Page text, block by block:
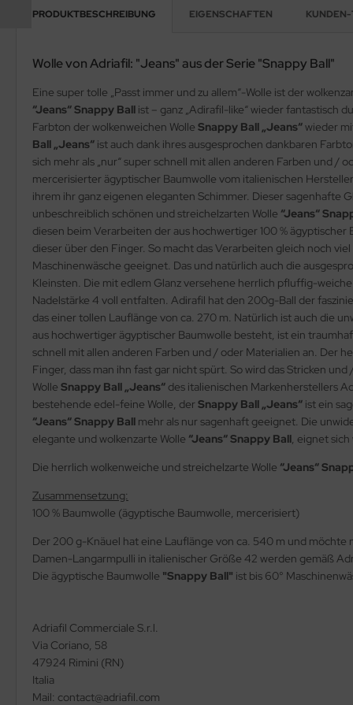
PRODUKTBESCHREIBUNG EIGENSCHAFTEN
Wolle von Adriafil: "Jeans" aus der Serie "Snappy Ball"
Eine super tolle „Passt immer und zu allem“-Wolle ist der
“Jeans“ Snappy Ball ist – ganz „Adirafil-like“ wieder fantastisch
Farbton der wolkenweichen Wolle Snappy Ball „Jeans“wieder
Ball „Jeans“ ist auch dank ihres ausgesprochen dankbaren
sich mehr als „nur“ super schnell mit allen anderen Farben und /
mercerisierter ägyptischer Baumwolle vom italienischen
ihrem ihr ganz eigenen eleganten Schimmer. Dieser sagenhafte
unbeschreiblich schönen und streichelzarten Wolle “Jeans“
diesen beim Verarbeiten der aus hochwertiger 100 %
dieser über den Finger. So macht das Verarbeiten gleich noch
Maschinenwäsche geeignet. Das und natürlich auch die
Kleinsten. Die mit edlem Glanz versehene herrlich pfluffig-weiche
Nadelstärke 4 voll entfalten. Adirafil hat den 200g-Ball der
das einer tollen Lauflänge von ca. 270 m. Natürlich ist auch die
aus hochwertiger ägyptischer Baumwolle besteht, ist ein
schnell mit allen anderen Farben und / oder Materialien an. Der
Finger, dass man ihn fast gar nicht spürt. So wird das Stricken
Wolle Snappy Ball „Jeans“ des italienischen Markenherstellers
bestehende edel-feine Wolle, der Snappy Ball „Jeans“ ist ein
“Jeans“ Snappy Ball mehr als nur sagenhaft geeignet. Die
elegante und wolkenzarte Wolle “Jeans“ Snappy Ball , eignet
Die herrlich wolkenweiche und streichelzarte Wolle “Jeans“
Zusammensetzung:
100 % Baumwolle (ägyptische Baumwolle, mercerisiert)
Der 200 g-Knäuel hat eine Lauflänge von ca. 540 m und
Damen-Langarmpulli in italienischer Größe 42 werden gemäß
Die ägyptische Baumwolle "Snappy Ball" ist bis 60°
Adriafil Commerciale S.r.l.
Via Coriano, 58
47924 Rimini (RN)
Italia
Mail: contact@adriafil.com